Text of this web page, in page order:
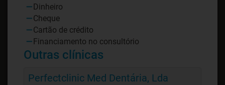
Dinheiro
Cheque
Cartão de crédito
Financiamento no consultório
Outras clínicas
Perfectclinic Med Dentária, Lda